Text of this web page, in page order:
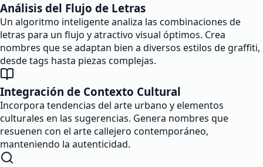
Análisis del Flujo de Letras
Un algoritmo inteligente analiza las combinaciones de
letras para un flujo y atractivo visual óptimos. Crea
nombres que se adaptan bien a diversos estilos de graffiti,
desde tags hasta piezas complejas.
Integración de Contexto Cultural
Incorpora tendencias del arte urbano y elementos
culturales en las sugerencias. Genera nombres que
resuenen con el arte callejero contemporáneo,
manteniendo la autenticidad.